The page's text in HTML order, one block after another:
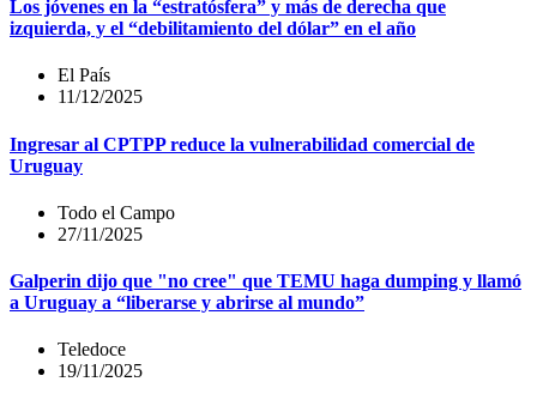
Los jóvenes en la “estratósfera” y más de derecha que
izquierda, y el “debilitamiento del dólar” en el año
El País
11/12/2025
Ingresar al CPTPP reduce la vulnerabilidad comercial de
Uruguay
Todo el Campo
27/11/2025
Galperin dijo que "no cree" que TEMU haga dumping y llamó
a Uruguay a “liberarse y abrirse al mundo”
Teledoce
19/11/2025